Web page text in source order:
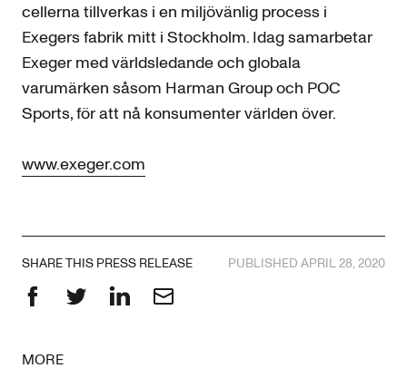
cellerna tillverkas i en miljövänlig process i
Exegers fabrik mitt i Stockholm. Idag samarbetar
Exeger med världsledande och globala
varumärken såsom Harman Group och POC
Sports, för att nå konsumenter världen över.
www.exeger.com
SHARE THIS PRESS RELEASE PUBLISHED APRIL 28, 2020
MORE